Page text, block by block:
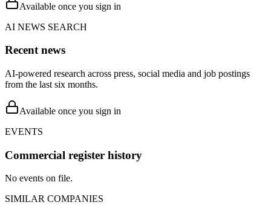
Available once you sign in
AI NEWS SEARCH
Recent news
AI-powered research across press, social media and job postings
from the last six months.
Available once you sign in
EVENTS
Commercial register history
No events on file.
SIMILAR COMPANIES